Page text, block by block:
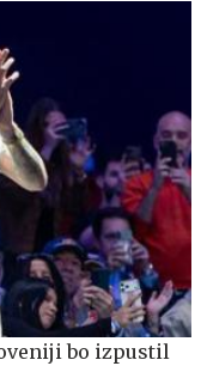
bo izpustil